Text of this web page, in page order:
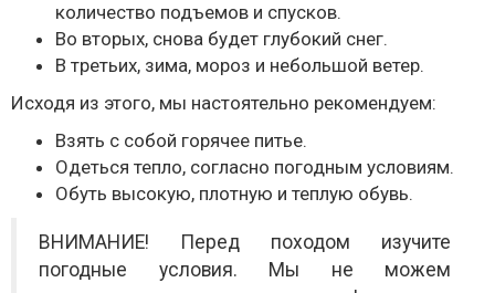
количество подъемов и спусков.
Во вторых, снова будет глубокий снег.
В третьих, зима, мороз и небольшой ветер.
Исходя из этого, мы настоятельно рекомендуем:
Взять с собой горячее питье.
Одеться тепло, согласно погодным условиям.
Обуть высокую, плотную и теплую обувь.
ВНИМАНИЕ! Перед походом изучите
погодные условия. Мы не можем